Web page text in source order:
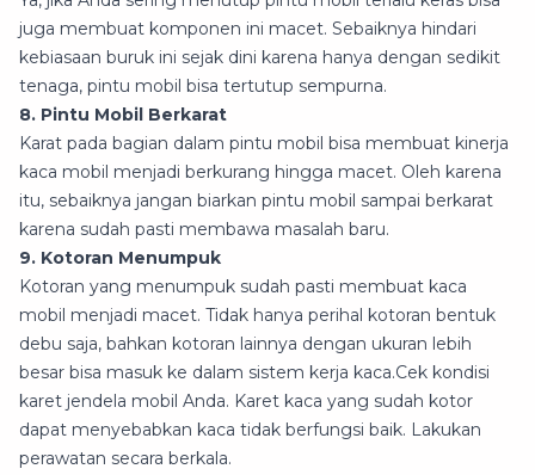
juga membuat komponen ini macet. Sebaiknya hindari
kebiasaan buruk ini sejak dini karena hanya dengan sedikit
tenaga, pintu mobil bisa tertutup sempurna.
8. Pintu Mobil Berkarat
Karat pada bagian dalam pintu mobil bisa membuat kinerja
kaca mobil menjadi berkurang hingga macet. Oleh karena
itu, sebaiknya jangan biarkan pintu mobil sampai berkarat
karena sudah pasti membawa masalah baru.
9. Kotoran Menumpuk
Kotoran yang menumpuk sudah pasti membuat kaca
mobil menjadi macet. Tidak hanya perihal kotoran bentuk
debu saja, bahkan kotoran lainnya dengan ukuran lebih
besar bisa masuk ke dalam sistem kerja kaca.Cek kondisi
karet jendela mobil Anda. Karet kaca yang sudah kotor
dapat menyebabkan kaca tidak berfungsi baik. Lakukan
perawatan secara berkala.